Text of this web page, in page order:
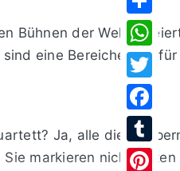
Share
Twitter
Facebook
Tumblr
Bühnen der Welt
eine Bereicherung
Ja, alle diese
markieren nicht